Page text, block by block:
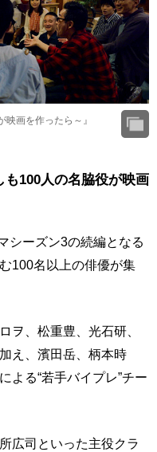
映画を作ったら～』
100人の名脇役が映画
シーズン3の続編となる
100名以上の俳優が集
ヲ、松重豊、光石研、
え、濱田岳、柄本時
よる“若手バイプレ”チー
広司といった主役クラ